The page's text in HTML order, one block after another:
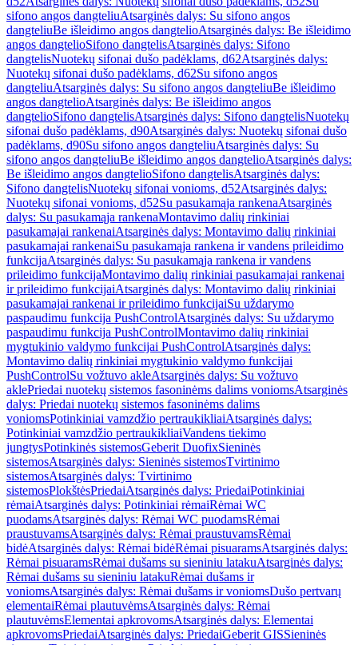
sifono angos dangteliuAtsarginės dalys: Su sifono angos
dangteliuBe išleidimo angos dangtelioAtsarginės dalys: Be išleidimo
angos dangtelioSifono dangtelisAtsarginės dalys: Sifono
dangtelisNuotekų sifonai dušo padėklams, d62Atsarginės dalys:
Nuotekų sifonai dušo padėklams, d62Su sifono angos
dangteliuAtsarginės dalys: Su sifono angos dangteliuBe išleidimo
angos dangtelioAtsarginės dalys: Be išleidimo angos
dangtelioSifono dangtelisAtsarginės dalys: Sifono dangtelisNuotekų
sifonai dušo padėklams, d90Atsarginės dalys: Nuotekų sifonai dušo
padėklams, d90Su sifono angos dangteliuAtsarginės dalys: Su
sifono angos dangteliuBe išleidimo angos dangtelioAtsarginės dalys:
Be išleidimo angos dangtelioSifono dangtelisAtsarginės dalys:
Sifono dangtelisNuotekų sifonai vonioms, d52Atsarginės dalys:
Nuotekų sifonai vonioms, d52Su pasukamąja rankenaAtsarginės
dalys: Su pasukamąja rankenaMontavimo dalių rinkiniai
pasukamajai rankenaiAtsarginės dalys: Montavimo dalių rinkiniai
pasukamajai rankenaiSu pasukamąja rankena ir vandens prileidimo
funkcijaAtsarginės dalys: Su pasukamąja rankena ir vandens
prileidimo funkcijaMontavimo dalių rinkiniai pasukamajai rankenai
ir prileidimo funkcijaiAtsarginės dalys: Montavimo dalių rinkiniai
pasukamajai rankenai ir prileidimo funkcijaiSu uždarymo
paspaudimu funkcija PushControlAtsarginės dalys: Su uždarymo
paspaudimu funkcija PushControlMontavimo dalių rinkiniai
mygtukinio valdymo funkcijai PushControlAtsarginės dalys:
Montavimo dalių rinkiniai mygtukinio valdymo funkcijai
PushControlSu vožtuvo akleAtsarginės dalys: Su vožtuvo
aklePriedai nuotekų sistemos fasoninėms dalims voniomsAtsarginės
dalys: Priedai nuotekų sistemos fasoninėms dalims
voniomsPotinkiniai vamzdžio pertraukikliaiAtsarginės dalys:
Potinkiniai vamzdžio pertraukikliaiVandens tiekimo
jungtysPotinkinės sistemosGeberit DuofixSieninės
sistemosAtsarginės dalys: Sieninės sistemosTvirtinimo
sistemosAtsarginės dalys: Tvirtinimo
sistemosPlokštėsPriedaiAtsarginės dalys: PriedaiPotinkiniai
rėmaiAtsarginės dalys: Potinkiniai rėmaiRėmai WC
puodamsAtsarginės dalys: Rėmai WC puodamsRėmai
praustuvamsAtsarginės dalys: Rėmai praustuvamsRėmai
bidėAtsarginės dalys: Rėmai bidėRėmai pisuaramsAtsarginės dalys:
Rėmai pisuaramsRėmai dušams su sieniniu latakuAtsarginės dalys:
Rėmai dušams su sieniniu latakuRėmai dušams ir
voniomsAtsarginės dalys: Rėmai dušams ir voniomsDušo pertvarų
elementaiRėmai plautuvėmsAtsarginės dalys: Rėmai
plautuvėmsElementai apkrovomsAtsarginės dalys: Elementai
apkrovomsPriedaiAtsarginės dalys: PriedaiGeberit GISSieninės